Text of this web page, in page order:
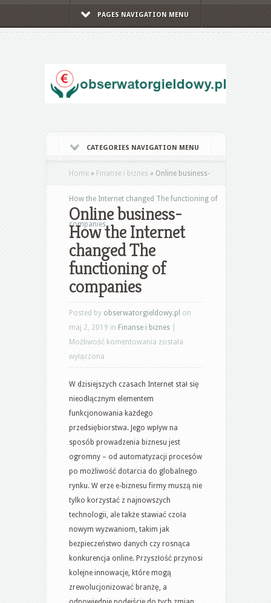
PAGES NAVIGATION MENU
CATEGORIES NAVIGATION MENU
Home » Finanse i biznes » Online business-
How the Internet changed The functioning of
companies
Online business-
How the Internet
changed The
functioning of
companies
Posted by obserwatorgieldowy.pl on
maj 2, 2019 in Finanse i biznes
Możliwość komentowania Online
the
The
functioning
of
companies
została
wyłączona
W dzisiejszych czasach Internet stał się
nieodłącznym elementem
funkcjonowania każdego
przedsiębiorstwa. Jego wpływ na
sposób prowadzenia biznesu jest
ogromny – od automatyzacji procesów
po możliwość dotarcia do globalnego
rynku. W erze e-biznesu firmy muszą nie
tylko korzystać z najnowszych
technologii, ale także stawiać czoła
nowym wyzwaniom, takim jak
bezpieczeństwo danych czy rosnąca
konkurencja online. Przyszłość przynosi
kolejne innowacje, które mogą
zrewolucjonizować branżę, a